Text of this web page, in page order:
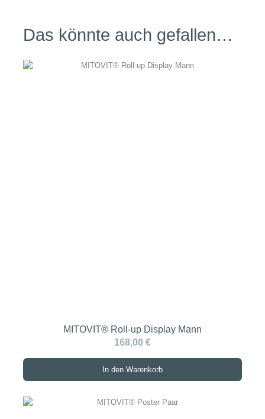
Das könnte auch gefallen…
MITOVIT® Roll-up Display Mann
168,00 €
In den Warenkorb